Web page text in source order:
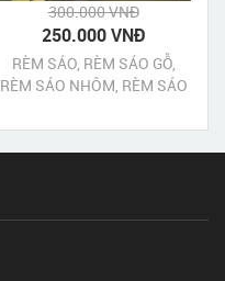
300.000 VNĐ
250.000 VNĐ
RÈM SÁO, RÈM SÁO GỖ,
RÈM SÁO NHÔM, RÈM SÁO